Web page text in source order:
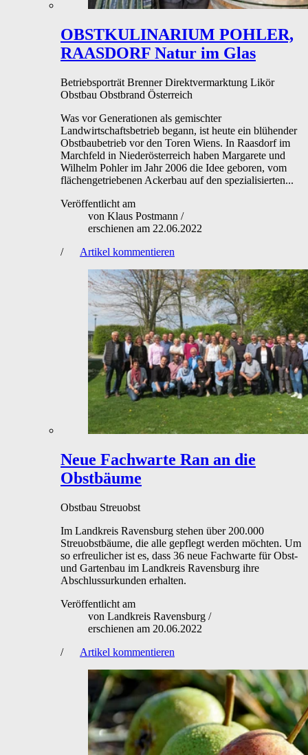
OBSTKULINARIUM POHLER,
RAASDORF Natur im Glas
Betriebsporträt Brenner Direktvermarktung Likör
Obstbau Obstbrand Österreich
Was vor Generationen als gemischter
Landwirtschaftsbetrieb begann, ist heute ein blühender
Obstbaubetrieb vor den Toren Wiens. In Raasdorf im
Marchfeld in Niederösterreich haben Margarete und
Wilhelm Pohler im Jahr 2006 die Idee geboren, vom
flächengetriebenen Ackerbau auf den spezialisierten...
Veröffentlicht am
von Klaus Postmann /
erschienen am 22.06.2022
/
Artikel kommentieren
Neue Fachwarte Ran an die
Obstbäume
Obstbau Streuobst
Im Landkreis Ravensburg stehen über 200.000
Streuobstbäume, die alle gepflegt werden möchten. Um
so erfreulicher ist es, dass 36 neue Fachwarte für Obst-
und Gartenbau im Landkreis Ravensburg ihre
Abschlussurkunden erhalten.
Veröffentlicht am
von Landkreis Ravensburg /
erschienen am 20.06.2022
/
Artikel kommentieren